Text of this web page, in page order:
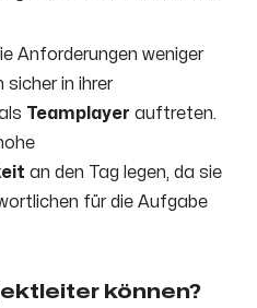
Anforderungen weniger
in ihrer
Teamplayer auftreten.
an den Tag legen, da sie
für die Aufgabe
können?